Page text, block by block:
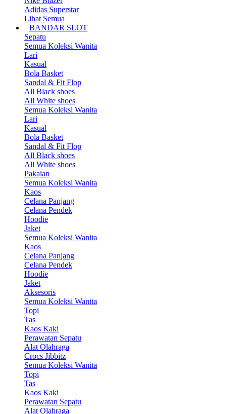
Adidas Superstar
Lihat Semua
BANDAR SLOT
Sepatu
Semua Koleksi Wanita
Lari
Kasual
Bola Basket
Sandal & Fit Flop
All Black shoes
All White shoes
Semua Koleksi Wanita
Lari
Kasual
Bola Basket
Sandal & Fit Flop
All Black shoes
All White shoes
Pakaian
Semua Koleksi Wanita
Kaos
Celana Panjang
Celana Pendek
Hoodie
Jaket
Semua Koleksi Wanita
Kaos
Celana Panjang
Celana Pendek
Hoodie
Jaket
Aksesoris
Semua Koleksi Wanita
Topi
Tas
Kaos Kaki
Perawatan Sepatu
Alat Olahraga
Crocs Jibbitz
Semua Koleksi Wanita
Topi
Tas
Kaos Kaki
Perawatan Sepatu
Alat Olahraga